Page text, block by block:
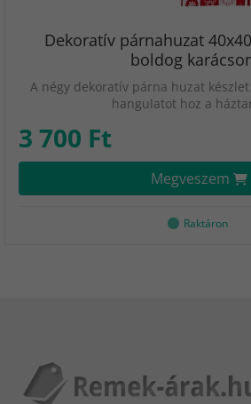
Dekoratív párnahuzat
boldog
A négy dekoratív párna huzat
hangulatot hoz a
3 700 Ft
Megveszem
Raktáron